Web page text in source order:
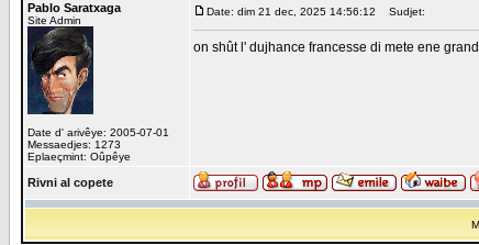
Pablo Saratxaga
Site Admin
Date d' arivêye: 2005-07-01
Messaedjes: 1273
Eplaeçmint: Oûpêye
Date: dim 21 dec, 2025 14:56:12 Sudjet:
on shût l' dujhance francesse di mete ene
Rivni al copete